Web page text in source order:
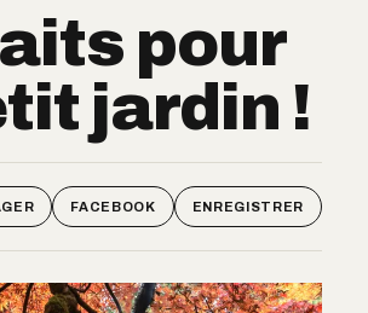
pour
jardin !
FACEBOOK ENREGISTRER